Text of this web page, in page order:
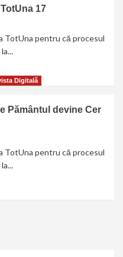
17
TotUna pentru că procesul
Digitală
Pământul devine Cer
TotUna pentru că procesul